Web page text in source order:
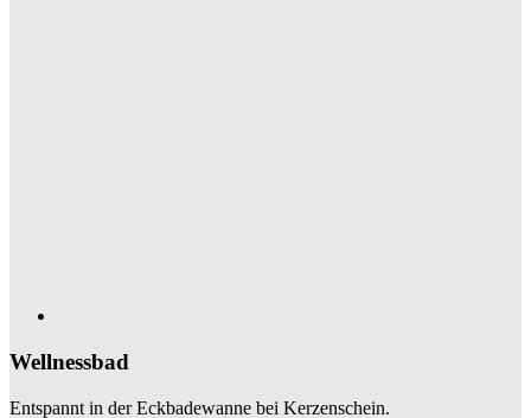
Wellnessbad
Entspannt in der Eckbadewanne bei Kerzenschein.